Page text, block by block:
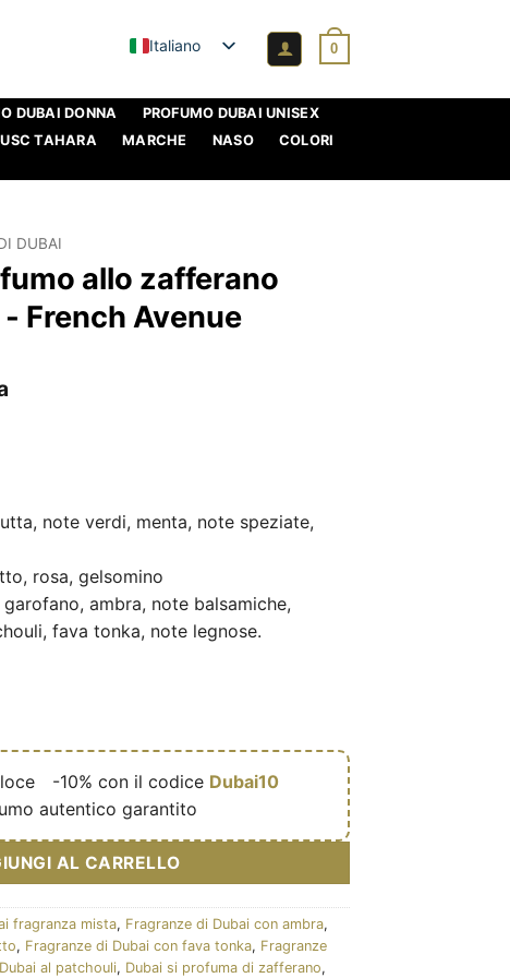
Italiano 0
DUBAI DONNA
PROFUMO DUBAI UNISEX
TAHARA MARCHE NASO
COLORI
DUBAI
allo zafferano
French Avenue
note verdi, menta, note speziate,
rosa, gelsomino
ambra, note balsamiche,
fava tonka, note legnose.
🎁 -10% con il codice Dubai10
autentico garantito
AL CARRELLO
fragranza mista, Fragranze di Dubai con ambra,
, Fragranze di Dubai con fava tonka, Fragranze
al patchouli, Dubai si profuma di zafferano,